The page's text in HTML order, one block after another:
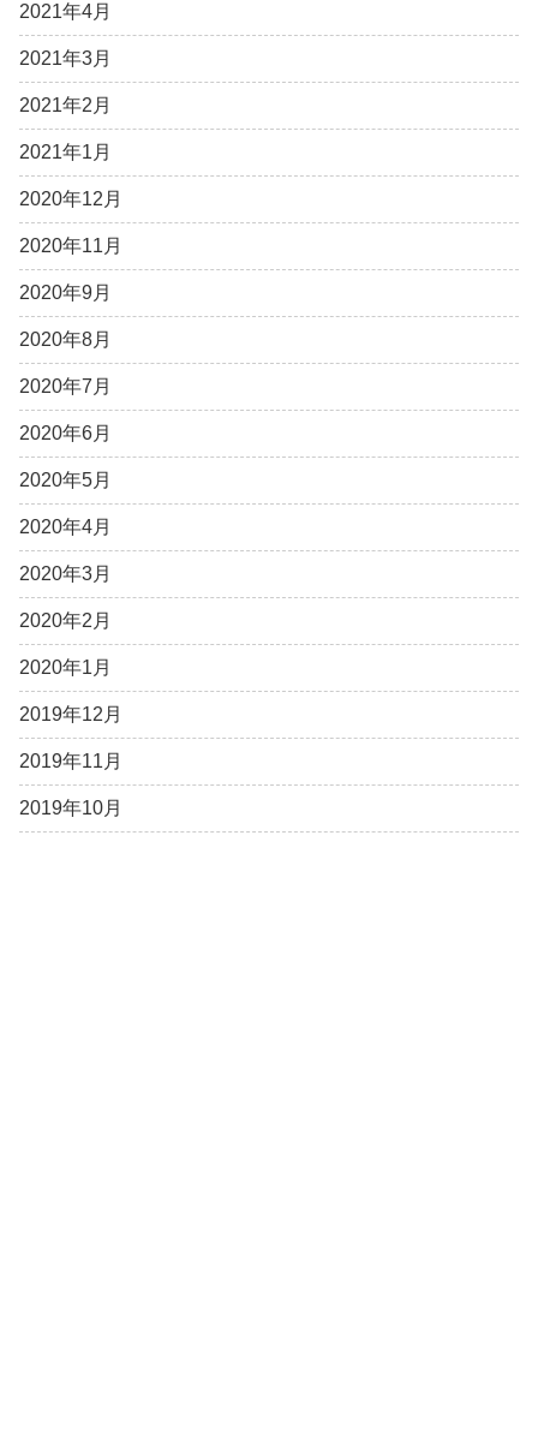
2021年4月
2021年3月
2021年2月
2021年1月
2020年12月
2020年11月
2020年9月
2020年8月
2020年7月
2020年6月
2020年5月
2020年4月
2020年3月
2020年2月
2020年1月
2019年12月
2019年11月
2019年10月